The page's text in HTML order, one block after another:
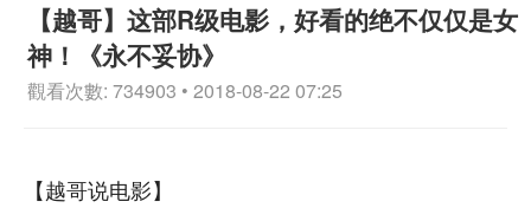
【越哥】这部R级电影，好看的绝不仅仅是女
神！《永不妥协》
觀看次數: 734903 • 2018-08-22 07:25
【越哥说电影】